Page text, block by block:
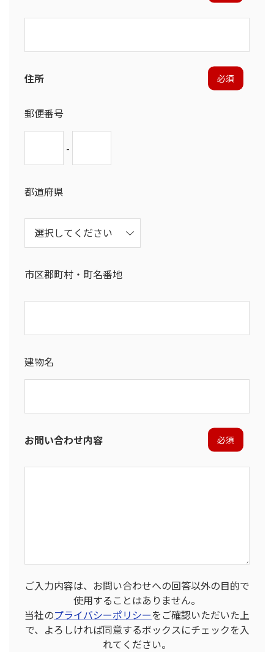
住所 必須
郵便番号
-
都道府県
市区郡町村・町名番地
建物名
お問い合わせ内容 必須
ご入力内容は、お問い合わせへの回答以外の目的で
使用することはありません。
当社のプライバシーポリシーをご確認いただいた上
で、よろしければ同意するボックスにチェックを入
れてください。